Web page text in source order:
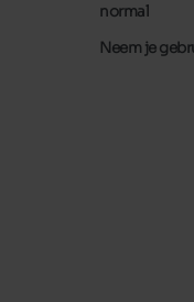
normal
Neem je